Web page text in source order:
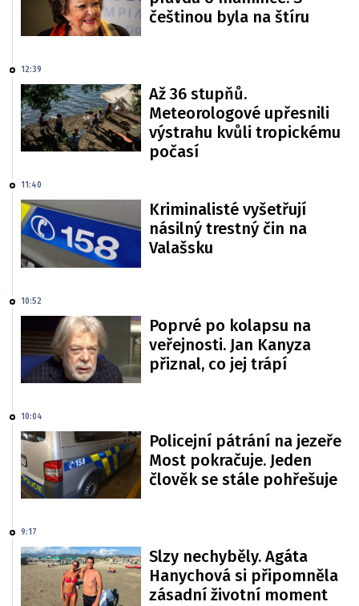
češtinou byla na štíru
12:39
Až 36 stupňů.
Meteorologové upřesnili
výstrahu kvůli tropickému
počasí
11:40
Kriminalisté vyšetřují
násilný trestný čin na
Valašsku
10:52
Poprvé po kolapsu na
veřejnosti. Jan Kanyza
přiznal, co jej trápí
10:04
Policejní pátrání na jezeře
Most pokračuje. Jeden
člověk se stále pohřešuje
9:17
Slzy nechyběly. Agáta
Hanychová si připomněla
zásadní životní moment